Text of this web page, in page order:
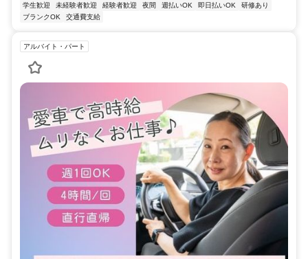
学生歓迎
未経験者歓迎 経験者歓迎 夜間 週払いOK 即日払いOK
研修あり
ブランクOK
交通費支給
アルバイト・パート